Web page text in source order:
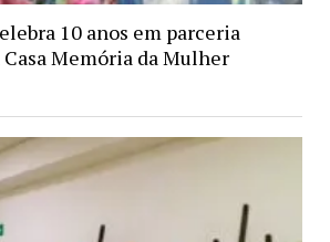
10 anos em parceria
Memória da Mulher